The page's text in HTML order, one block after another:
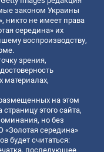
законом Украины
никто не имеет права
середина» их
воспроизводству,
зрения,
на этом
этого сайта,
но без
середина»
будет считаться:
последующее